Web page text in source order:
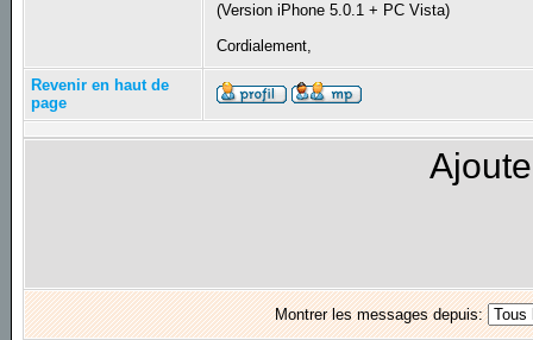
(Version iPhone 5.0.1 + PC Vista)
Cordialement,
Revenir en haut de
page
Montrer les messages depuis: